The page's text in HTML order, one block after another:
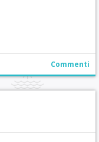
Commenti